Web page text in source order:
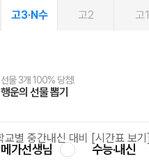
고3·N수 고2 고1
선물 3개 100% 당첨!
행운의 선물 뽑기
선물 100% 증정!
메가스터디 X 올리브
여름방학 스터디 캐시백
메가런 썸머스쿨
2027 러셀 단과
강사 공개선발
스마트러닝앱
설문 EVENT
메가패스
3일 무료 체험권
메가패스 수강생 무료혜택!
메가클럽 멤버십
사회공헌 캠페인
희망이룸 메가나눔
메가선생님 수능·내신